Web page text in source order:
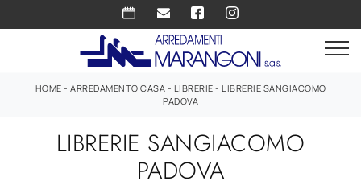
HOME - ARREDAMENTO CASA - LIBRERIE - LIBRERIE SANGIACOMO
PADOVA
LIBRERIE SANGIACOMO
PADOVA